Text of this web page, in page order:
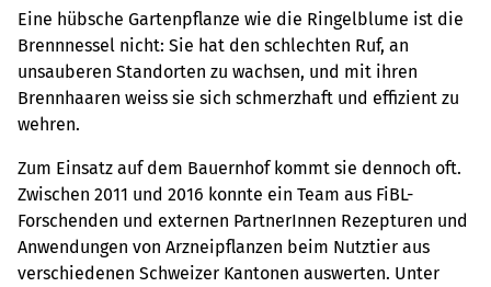
Eine hübsche Gartenpflanze wie die Ringelblume ist die
Brennnessel nicht: Sie hat den schlechten Ruf, an
unsauberen Standorten zu wachsen, und mit ihren
Brennhaaren weiss sie sich schmerzhaft und effizient zu
wehren.
Zum Einsatz auf dem Bauernhof kommt sie dennoch oft.
Zwischen 2011 und 2016 konnte ein Team aus FiBL-
Forschenden und externen PartnerInnen Rezepturen und
Anwendungen von Arzneipflanzen beim Nutztier aus
verschiedenen Schweizer Kantonen auswerten. Unter